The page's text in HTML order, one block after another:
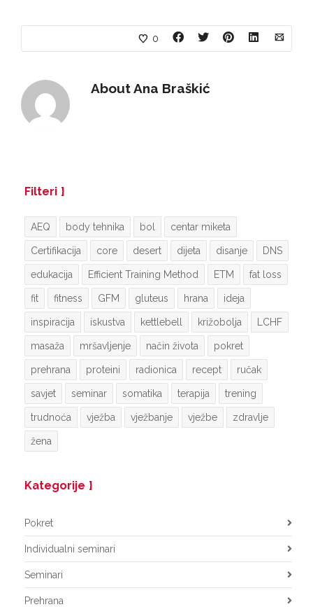
0
AboutAna Braškić
Filteri
AEQ body tehnika bol centar miketa
Certifikacija core desert dijeta disanje DNS
edukacija Efficient Training Method ETM fat loss
fit fitness GFM gluteus hrana ideja
inspiracija iskustva kettlebell križobolja LCHF
masaža mršavljenje način života pokret
prehrana proteini radionica recept ručak
savjet seminar somatika terapija trening
trudnoća vježba vježbanje vježbe zdravlje
žena
Kategorije
Pokret
Individualni seminari
Seminari
Prehrana